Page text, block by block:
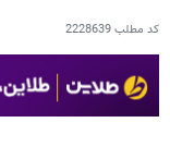
کد مطلب2228639